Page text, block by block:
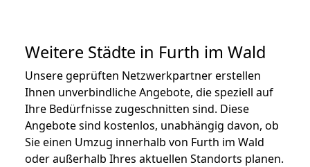
Weitere Städte in Furth im Wald
Unsere geprüften Netzwerkpartner erstellen
Ihnen unverbindliche Angebote, die speziell auf
Ihre Bedürfnisse zugeschnitten sind. Diese
Angebote sind kostenlos, unabhängig davon, ob
Sie einen Umzug innerhalb von Furth im Wald
oder außerhalb Ihres aktuellen Standorts planen.